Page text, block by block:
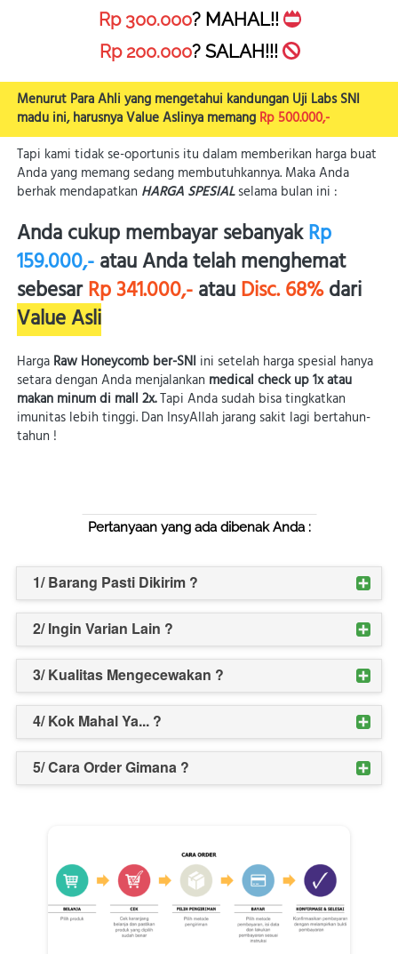
Rp 300.000? MAHAL!!
Rp 200.000? SALAH!!!
Menurut Para Ahli yang mengetahui kandungan Uji Labs SNI
madu ini, harusnya Value Aslinya memang Rp 500.000,-
Tapi kami tidak se-oportunis itu dalam memberikan harga buat
Anda yang memang sedang membutuhkannya. Maka Anda
berhak mendapatkan HARGA SPESIAL selama bulan ini :
Anda cukup membayar sebanyak Rp
159.000,-atau Anda telah menghemat
sebesar Rp 341.000,- atau Disc. 68%
Value Asli
Harga Raw Honeycomb ber-SNI ini setelah harga spesial hanya
setara dengan Anda menjalankan medical check up 1x atau
makan minum di mall 2x. Tapi Anda sudah bisa tingkatkan
imunitas lebih tinggi. Dan InsyAllah jarang sakit lagi bertahun-
tahun !
Pertanyaan yang ada dibenak Anda :
1/ Barang Pasti Dikirim ?
2/ Ingin Varian Lain ?
3/ Kualitas Mengecewakan ?
4/ Kok Mahal Ya... ?
5/ Cara Order Gimana ?